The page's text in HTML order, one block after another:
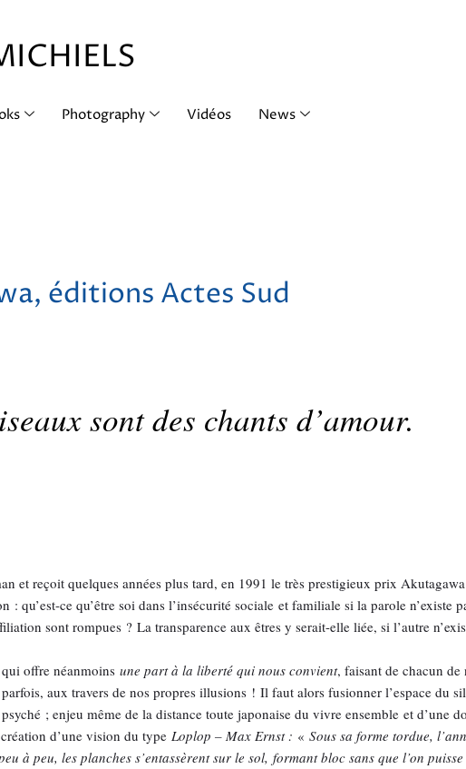
Photography Vidéos News
éditions Actes Sud
sont des chants d’amour.
et reçoit quelques années plus tard, en 1991 le très prestigieux prix
qu’est-ce qu’être soi dans l’insécurité sociale et familiale si la parole n’existe
sont rompues ? La transparence aux êtres y serait-elle liée, si l’autre
qui offre néanmoinsune part à la liberté qui nous convient, faisant de chacun de
aux travers de nos propres illusions ! Il faut alors fusionner l’espace du
psyché ; enjeu même de la distance toute japonaise du vivre ensemble et d’une
d’une vision du typeLoplop – Max Ernst : «Sous sa forme tordue,
à peu, les planches s’entassèrent sur le sol, formant bloc sans que l’on